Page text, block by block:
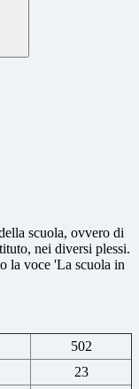
scuola, ovvero di
nei diversi plessi.
la voce 'La scuola in
502
23